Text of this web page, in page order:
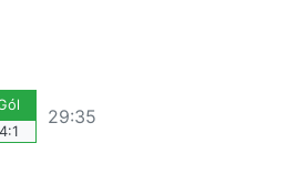
4:1
29:35